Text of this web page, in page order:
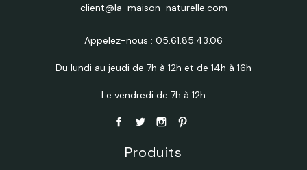
client@la-maison-naturelle.com
Appelez-nous : 05.61.85.43.06
Du lundi au jeudi de 7h à 12h et de 14h à 16h
Le vendredi de 7h à 12h
Produits